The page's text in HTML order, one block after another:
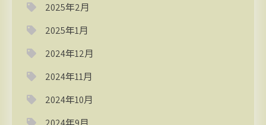
2025年2月
2025年1月
2024年12月
2024年11月
2024年10月